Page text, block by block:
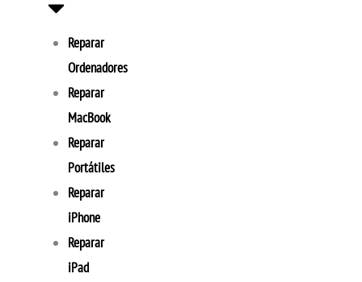
Reparar
Ordenadores
Reparar
MacBook
Reparar
Portátiles
Reparar
iPhone
Reparar
iPad